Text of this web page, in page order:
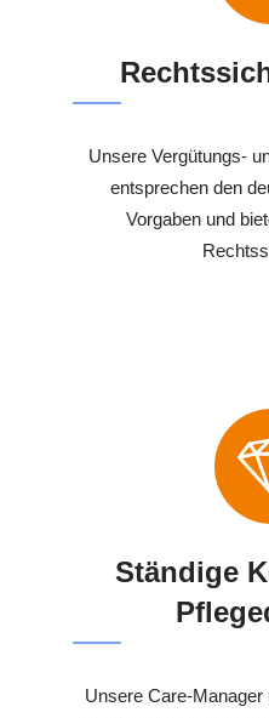
Unsere Vergütungs-
entsprechen den
Vorgaben und
Ständige
Unsere Care-